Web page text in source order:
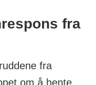
fra
fra
om å hente